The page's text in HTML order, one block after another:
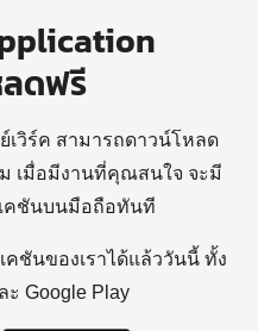
ลดฟรี
เวิร์ค สามารถดาวน์โหลด
เมื่อมีงานที่คุณสนใจ จะมี
คชันบนมือถือทันที
คชันของเราได้แล้ววันนี้ ทั้ง
ะ Google Play